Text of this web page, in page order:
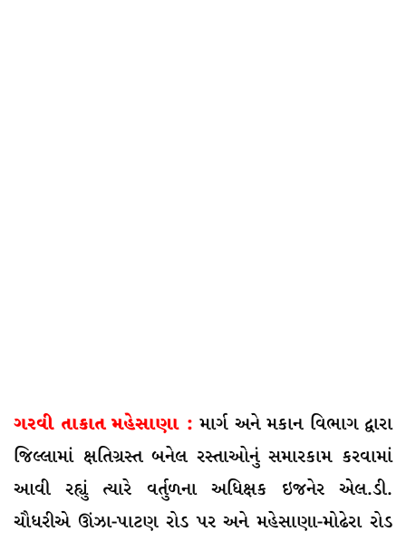
ગરવી તાકાત મહેસાણા : માર્ગ અને મકાન વિભાગ દ્વારા
જિલ્લામાં ક્ષતિગ્રસ્ત બનેલ રસ્તાઓનું સમારકામ કરવામાં
આવી રહ્યું ત્યારે વર્તુળના અધિક્ષક ઇજનેર એલ.ડી.
ચૌધરીએ ઊંઝા-પાટણ રોડ પર અને મહેસાણા-મોઢેરા રોડ